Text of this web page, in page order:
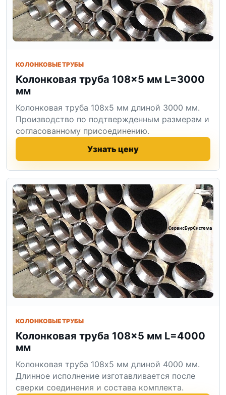
КОЛОНКОВЫЕ ТРУБЫ
Колонковая труба 108×5 мм L=3000
мм
Колонковая труба 108x5 мм длиной 3000 мм.
Производство по подтвержденным размерам и
согласованному присоединению.
Узнать цену
КОЛОНКОВЫЕ ТРУБЫ
Колонковая труба 108×5 мм L=4000
мм
Колонковая труба 108x5 мм длиной 4000 мм.
Длинное исполнение изготавливается после
сверки соединения и состава комплекта.